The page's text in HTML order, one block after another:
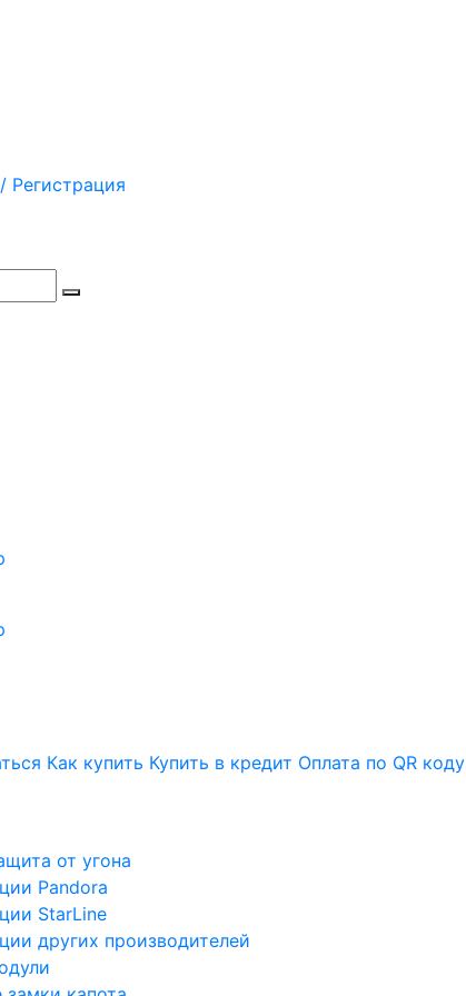
Регистрация
Как купить Купить в кредит Оплата по QR коду
от угона
Pandora
StarLine
других производителей